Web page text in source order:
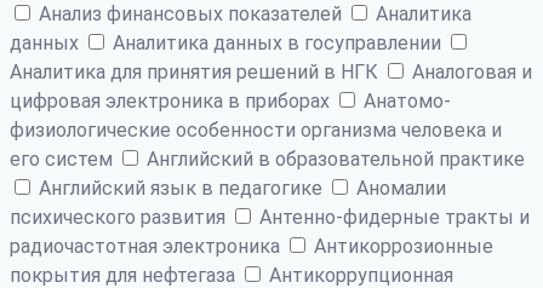
Анализ финансовых показателей
Аналитика
данных
Аналитика данных в госуправлении
Аналитика для принятия решений в НГК
Аналоговая и
цифровая электроника в приборах
Анатомо-
физиологические особенности организма человека и
его систем
Английский в образовательной практике
Английский язык в педагогике
Аномалии
психического развития
Антенно-фидерные тракты и
радиочастотная электроника
Антикоррозионные
покрытия для нефтегаза
Антикоррупционная